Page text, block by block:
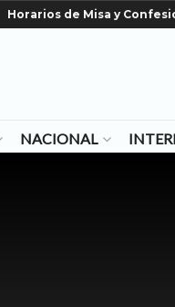
Horarios de Misa y
NACIONAL